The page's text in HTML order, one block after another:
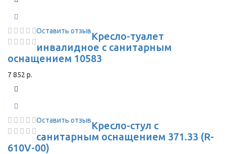
Оставить отзывКресло-туалет
инвалидное с санитарным
оснащением 10583
7 852 р.
Оставить отзывКресло-стул с
санитарным оснащением 371.33 (R-
610V-00)